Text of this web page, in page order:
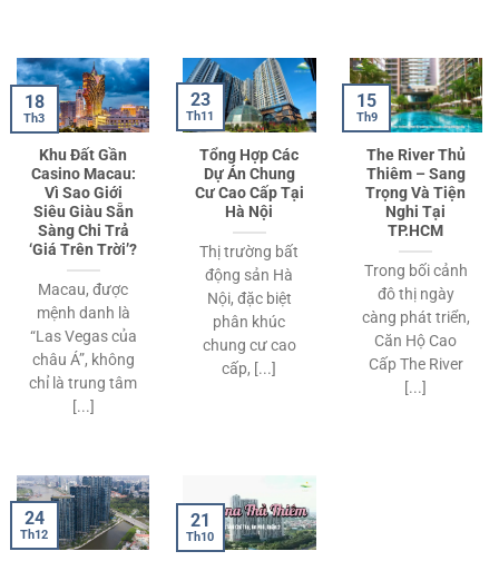
Khu Đất Gần
Casino Macau:
Vì Sao Giới
Siêu Giàu Sẵn
Sàng Chi Trả
‘Giá Trên Trời’?
Macau, được
mệnh danh là
“Las Vegas của
châu Á”, không
chỉ là trung tâm
[...]
18
Th3
Tổng Hợp Các
Dự Án Chung
Cư Cao Cấp Tại
Hà Nội
Thị trường bất
động sản Hà
Nội, đặc biệt
phân khúc
chung cư cao
cấp, [...]
23
Th11
The River Thủ
Thiêm – Sang
Trọng Và Tiện
Nghi Tại
TP.HCM
Trong bối cảnh
đô thị ngày
càng phát triển,
Căn Hộ Cao
Cấp The River
[...]
15
Th9
24
Th12
21
Th10